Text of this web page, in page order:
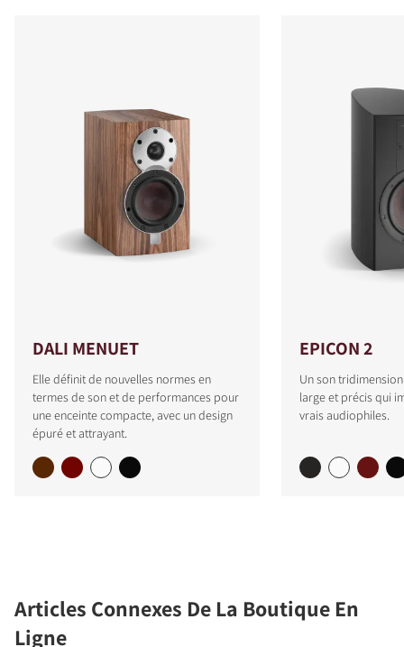
DALI MENUET
Elle définit de nouvelles normes en
termes de son et de performances pour
une enceinte compacte, avec un design
épuré et attrayant.
EPICON 2
Un son
large et précis qui
vrais audiophiles.
Articles Connexes De La Boutique En
Ligne